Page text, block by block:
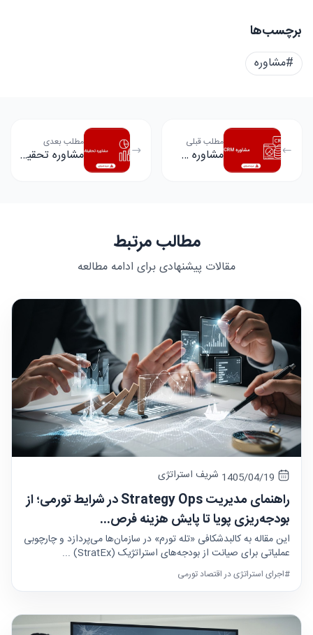
برچسب‌ها
#مشاوره
مطلب قبلی
مشاوره CRM
مطلب بعدی
مشاوره تحقیقات بازار
مطالب مرتبط
مقالات پیشنهادی برای ادامه مطالعه
شریف استراتژی
راهنمای مدیریت Strategy Ops در شرایط تورمی؛ از
بودجه‌ریزی پویا تا پایش هزینه فرص...
این مقاله به کالبدشکافی «تله تورم» در سازمان‌ها می‌پردازد و چارچوبی
عملیاتی برای صیانت از بودجه‌های استراتژیک (StratEx) ...
#اجرای استراتژی در اقتصاد تورمی